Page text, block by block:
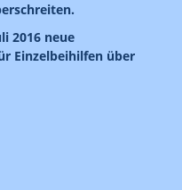
2016 neue
Einzelbeihilfen über